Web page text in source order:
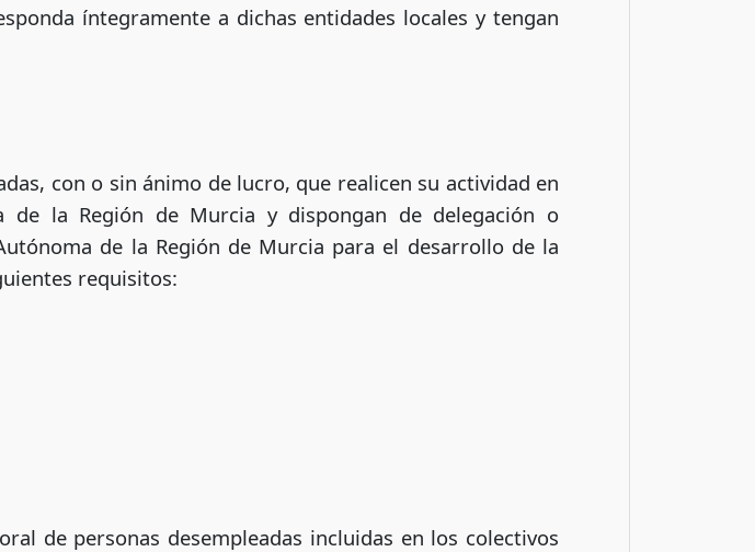
íntegramente a dichas entidades locales y tengan
con o sin ánimo de lucro, que realicen su actividad en
la Región de Murcia y dispongan de delegación o
de la Región de Murcia para el desarrollo de la
requisitos:
de personas desempleadas incluidas en los colectivos